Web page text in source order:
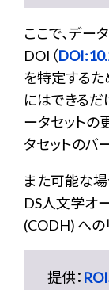
ここで、デー
DOI（
を特定する
にはできるだ
ータセットの
タセットのバ
また可能な
DS人文学オ
(CODH) への
提供：